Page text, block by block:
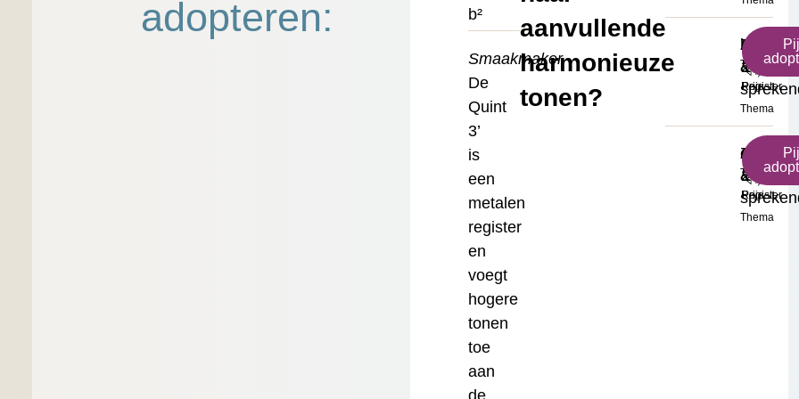
adopteren:
b²
Smaakmaker
De
Quint
3’
is
een
metalen
register
en
voegt
hogere
tonen
toe
aan
de
aanvullende
harmonieuze
tonen?
h²
Toonhoogte
Zingend
&
Thema
2'
Register
Klein
Formaat
€
17.50
Prijs
c³
Toonhoogte
Zingend
&
Thema
2'
Register
Klein
Formaat
€
17.50
Prijs